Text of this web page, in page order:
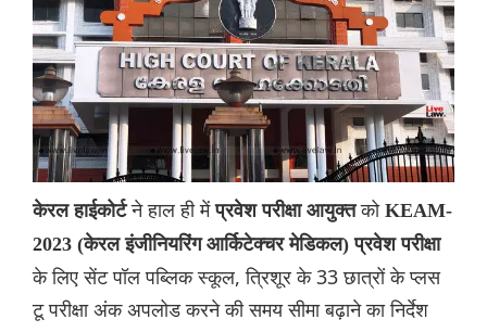
केरल हाईकोर्टने हाल ही मेंप्रवेश परीक्षा आयुक्तको KEAM-
2023 (केरल इंजीनियरिंग आर्किटेक्चर मेडिकल) प्रवेश परीक्षा
के लिए सेंट पॉल पब्लिक स्कूल, त्रिशूर के 33 छात्रों के प्लस
टू परीक्षा अंक अपलोड करने की समय सीमा बढ़ाने का निर्देश